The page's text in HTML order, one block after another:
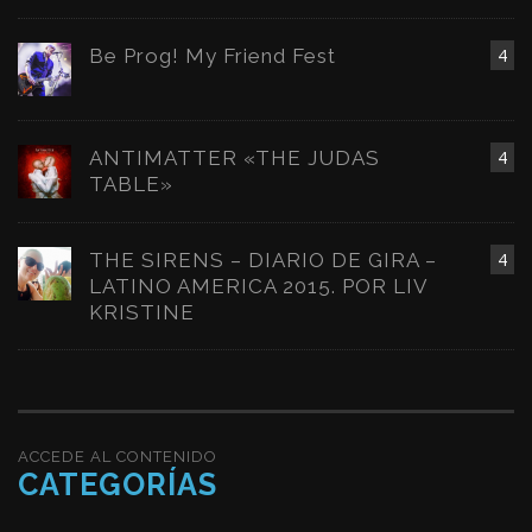
4
Be Prog! My Friend Fest
4
ANTIMATTER «THE JUDAS
TABLE»
4
THE SIRENS – DIARIO DE GIRA –
LATINO AMERICA 2015. POR LIV
KRISTINE
ACCEDE AL CONTENIDO
CATEGORÍAS